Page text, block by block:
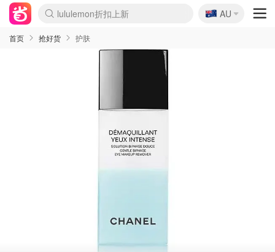
lululemon折扣上新
Sasa美妆护肤3.5折
SSENSE年中3折
FreshBeauty好价汇总
Cettire降价+叠9折
Farfetch折上8折
WWS Coles超市实拍
viagogo二手票捡漏
Myer超级周末1折
The Outnet奢牌1折起
David Jones 3折起
Flannels大牌1折
Perfumes Club护肤1折
AMIRO返校季6.2折
Oweek抽奖送Airpods
Amazon折扣汇总
eToro入金$200送$50
Amazon数码好物
ICONIC本周7.5折
ThedoubleF高奢地板价
Moose Knuckles 6折
丝芙兰5折起
EUFY官网3.7折起
Selenichast首饰2折
Trip机票酒店促销
YSL送5件彩妆礼
Amazon家居好物
BIGBANG巡演开票
David Jones时尚3折
Amazon美妆护肤
雅漾大喷$8
过敏原检测盒$33
伊索独家赠50ml沐浴露
科颜氏清仓3折
SEALIFE海洋馆门票6折
丝塔芙大白罐$16
订阅Newsletter送香薰
Cult Beauty 6.8折
Harrods圣诞日历2.3折
LN-CC奢牌私促3折
d'Alba空姐喷雾$16
EVE LOM套装逆天2折
Bernardelli独家4折
Adore Beauty 6折起
CT圣诞日历
Mytheresa奢品2.7折
Luxury Escapes 9折
Currentbody美容仪9折
MOON Garden Live
ALLSAINTS美衣3折
Roborock扫地机3.7折
Tingo Life水杯$24
Valentino官网5折
CR洗发护发6.3折
修丽可套装7.4折
Myer彩妆2件7折
GANNI官网4.5折
Stylevana韩妆4折
Tessabit高奢8.5折
OGX洗护4折
🇦🇺
AU
首页 抢好货 护肤